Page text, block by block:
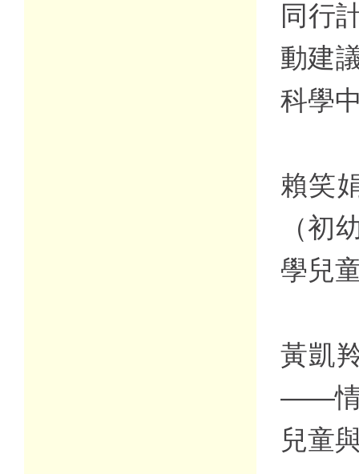
同行
動建
科學
賴笑
（初
學兒
黃凱
——情
兒童